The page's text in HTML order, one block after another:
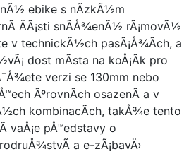
ebike s nÃ­zkÃ½m
ÄÃ¡sti snÃ­Å¾enÃ½ rÃ¡movÃ½
v technickÃ½ch pasÃ¡Å¾Ã­ch, a
dost mÃ­sta na koÅ¡Ã­k pro
verzi se 130mm nebo
ÃºrovnÃ­ch osazenÃ­ a v
kombinacÃ­ch, takÅ¾e tento
vaÅ¡e pÅ™edstavy o
a e-zÃ¡bavÄ›